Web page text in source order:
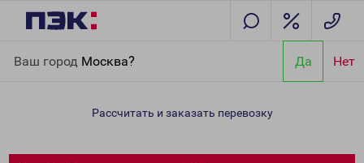
Ваш город Москва? Да Нет
Республика Бурятия
Рассчитать и заказать перевозку